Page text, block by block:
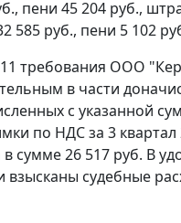
пени 45 204 руб.,
585 руб., пени 5 102
требования ООО
в части
с указанной
по НДС за 3
сумме 26 517 руб. В
взысканы судебные